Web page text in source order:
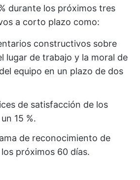
durante los próximos tres
a corto plazo como:
constructivos sobre
lugar de trabajo y la moral de
equipo en un plazo de dos
de satisfacción de los
15 %.
de reconocimiento de
próximos 60 días.